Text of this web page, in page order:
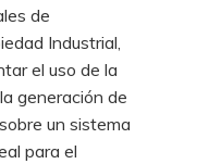
de
Industrial,
el uso de la
generación de
un sistema
para el